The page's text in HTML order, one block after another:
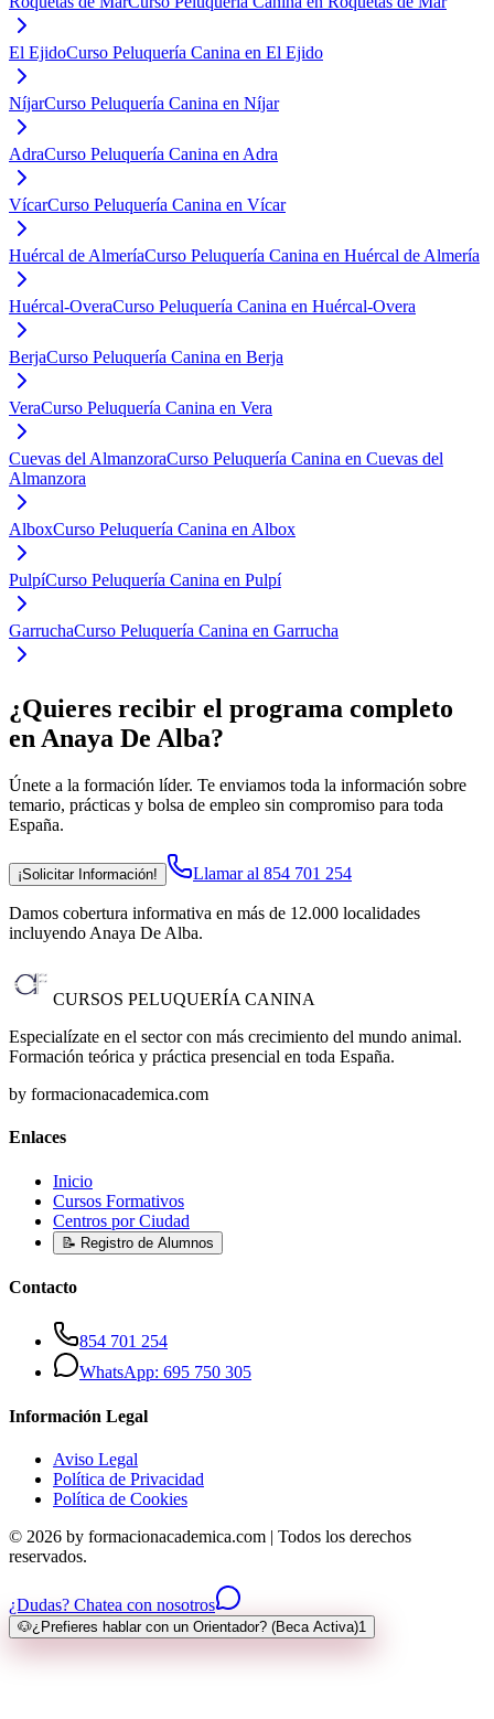
El EjidoCurso Peluquería Canina en El Ejido
NíjarCurso Peluquería Canina en Níjar
AdraCurso Peluquería Canina en Adra
VícarCurso Peluquería Canina en Vícar
Huércal de AlmeríaCurso Peluquería Canina en Huércal de Almería
Huércal-OveraCurso Peluquería Canina en Huércal-Overa
BerjaCurso Peluquería Canina en Berja
VeraCurso Peluquería Canina en Vera
Cuevas del AlmanzoraCurso Peluquería Canina en Cuevas del
Almanzora
AlboxCurso Peluquería Canina en Albox
PulpíCurso Peluquería Canina en Pulpí
GarruchaCurso Peluquería Canina en Garrucha
¿Quieres recibir el programa completo
en Anaya De Alba?
Únete a la formación líder. Te enviamos toda la información sobre
temario, prácticas y bolsa de empleo sin compromiso para toda
España.
¡Solicitar Información! Llamar al 854 701 254
Damos cobertura informativa en más de 12.000 localidades
incluyendo Anaya De Alba.
CURSOS PELUQUERÍA CANINA
Especialízate en el sector con más crecimiento del mundo animal.
Formación teórica y práctica presencial en toda España.
by formacionacademica.com
Enlaces
Inicio
Cursos Formativos
Centros por Ciudad
📝 Registro de Alumnos
Contacto
854 701 254
WhatsApp: 695 750 305
Información Legal
Aviso Legal
Política de Privacidad
Política de Cookies
© 2026 by formacionacademica.com | Todos los derechos
reservados.
¿Dudas? Chatea con nosotros
🐶¿Prefieres hablar con un Orientador? (Beca Activa)1